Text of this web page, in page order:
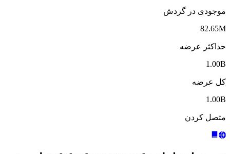
موجودی در گردش
82.65M
حداکثر عرضه
1.00B
کل عرضه
1.00B
متصل کردن